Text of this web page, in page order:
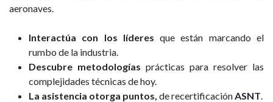
aeronaves.
Interactúa con los líderes que están marcando el
rumbo de la industria.
Descubre metodologías prácticas para resolver las
complejidades técnicas de hoy.
La asistencia otorga puntos, de recertificaciónASNT.